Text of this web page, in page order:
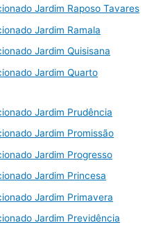
Jardim Raposo Tavares
Jardim Ramala
Jardim Quisisana
Jardim Quarto
Jardim Prudência
Jardim Promissão
Jardim Progresso
Jardim Princesa
Jardim Primavera
Jardim Previdência